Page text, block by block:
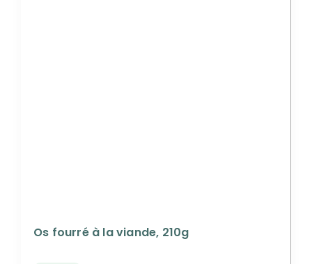
Os fourré à la viande, 210g